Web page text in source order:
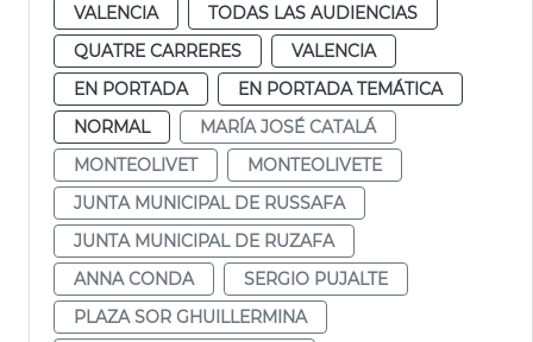
VALENCIA
TODAS LAS AUDIENCIAS
QUATRE CARRERES
VALENCIA
EN PORTADA
EN PORTADA TEMÁTICA
NORMAL
MARÍA JOSÉ CATALÁ
MONTEOLIVET
MONTEOLIVETE
JUNTA MUNICIPAL DE RUSSAFA
JUNTA MUNICIPAL DE RUZAFA
ANNA CONDA
SERGIO PUJALTE
PLAZA SOR GHUILLERMINA